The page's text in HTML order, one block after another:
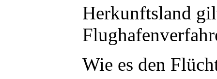
Herkunftsland
Wie es den